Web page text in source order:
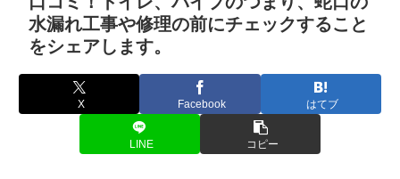
水漏れ工事や修理の前にチェックすること
をシェアします。
X Facebook はてブ
LINE コピー